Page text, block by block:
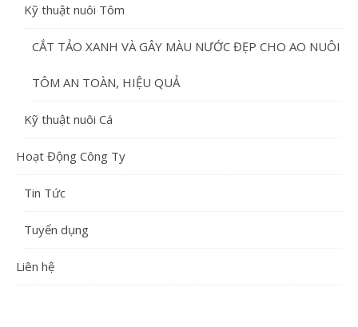
Kỹ thuật nuôi Tôm
CẮT TẢO XANH VÀ GÂY MÀU NƯỚC ĐẸP CHO AO NUÔI
TÔM AN TOÀN, HIỆU QUẢ
Kỹ thuật nuôi Cá
Hoạt Động Công Ty
Tin Tức
Tuyển dụng
Liên hệ